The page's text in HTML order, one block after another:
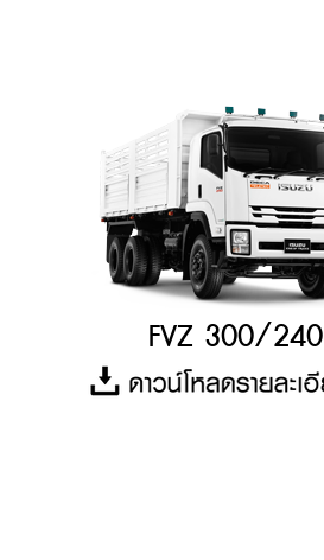
FVZ 300/240